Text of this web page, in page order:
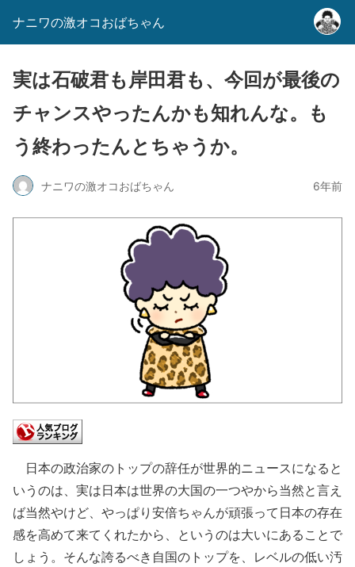
ナニワの激オコおばちゃん
実は石破君も岸田君も、今回が最後の
チャンスやったんかも知れんな。も
う終わったんとちゃうか。
ナニワの激オコおばちゃん 6年前
日本の政治家のトップの辞任が世界的ニュースになると
いうのは、実は日本は世界の大国の一つやから当然と言え
ば当然やけど、やっぱり安倍ちゃんが頑張って日本の存在
感を高めて来てくれたから、というのは大いにあることで
しょう。そんな誇るべき自国のトップを、レベルの低い汚